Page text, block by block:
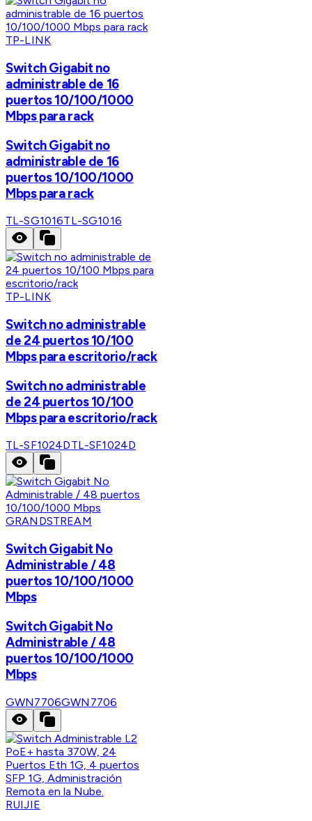
TP-LINK
Switch Gigabit no
administrable de 16
puertos 10/100/1000
Mbps para rack
Switch Gigabit no
administrable de 16
puertos 10/100/1000
Mbps para rack
TL-SG1016TL-SG1016
TP-LINK
Switch no administrable
de 24 puertos 10/100
Mbps para escritorio/rack
Switch no administrable
de 24 puertos 10/100
Mbps para escritorio/rack
TL-SF1024DTL-SF1024D
GRANDSTREAM
Switch Gigabit No
Administrable / 48
puertos 10/100/1000
Mbps
Switch Gigabit No
Administrable / 48
puertos 10/100/1000
Mbps
GWN7706GWN7706
RUIJIE